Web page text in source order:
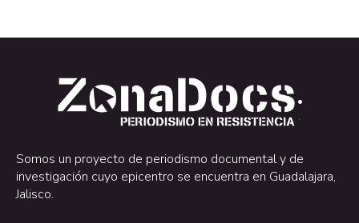
.
.
Somos un proyecto de periodismo documental y de
investigación cuyo epicentro se encuentra en Guadalajara,
Jalisco.